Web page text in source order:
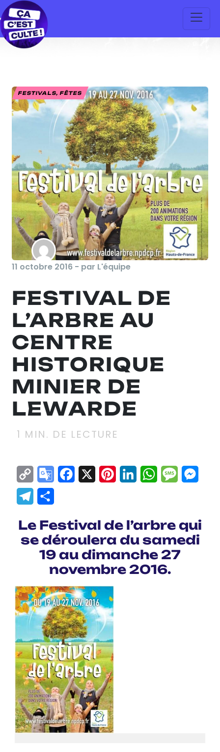
FESTIVALS, FÊTES
11 octobre 2016 - par L'équipe
FESTIVAL DE
L’ARBRE AU
CENTRE
HISTORIQUE
MINIER DE
LEWARDE
1 MIN. DE LECTURE
Copy
Link
GoogleFacebook
X Pinterest
LinkedInWhatsApp
Telegram
Le Festival de l’arbre qui
se déroulera du samedi
19 au dimanche 27
novembre 2016.